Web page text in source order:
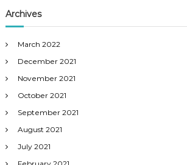
Archives
March 2022
December 2021
November 2021
October 2021
September 2021
August 2021
July 2021